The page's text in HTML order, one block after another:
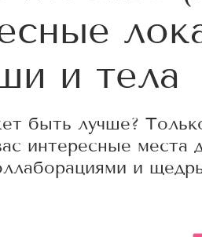
и тела
быть лучше?
интересные места
и